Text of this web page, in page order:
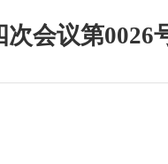
会议第0026